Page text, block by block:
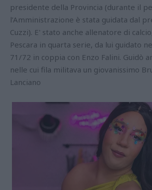
presidente della Provincia (durante il
l’Amministrazione è stata guidata dal
Cuzzi). E' stato anche allenatore di
Pescara in quarta serie, da lui guidato
71/72 in coppia con Enzo Falini. Guidò
nelle cui fila militava un giovanissimo
Lanciano